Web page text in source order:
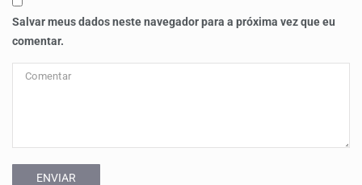
Salvar meus dados neste navegador para a próxima vez que eu
comentar.
ENVIAR